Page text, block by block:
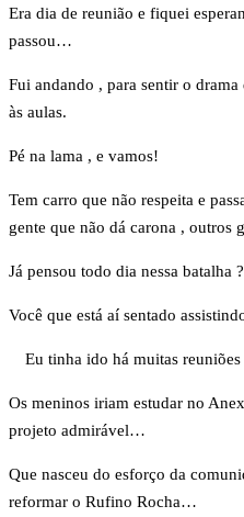
Era dia de reunião e fiquei
passou…
Fui andando , para sentir o
às aulas.
Pé na lama , e vamos!
Tem carro que não respeita e
gente que não dá carona ,
Já pensou todo dia nessa batalha ?
Você que está aí sentado
Eu tinha ido há muitas reuniões
Os meninos iriam estudar no
projeto admirável…
Que nasceu do esforço da
reformar o Rufino Rocha…